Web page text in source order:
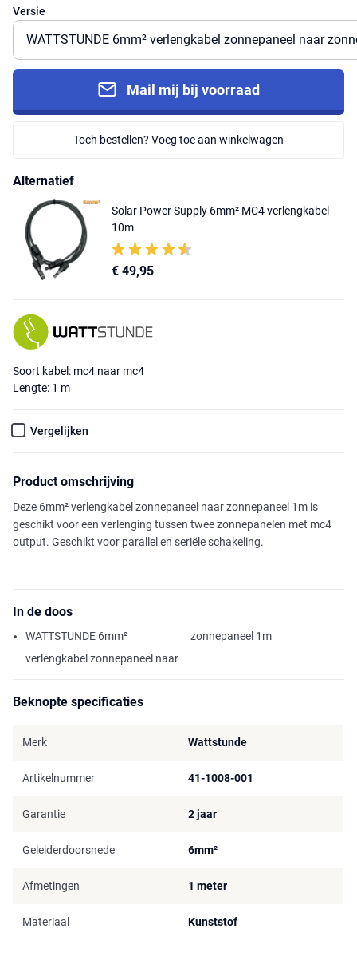
Versie
Mail mij bij voorraad
Toch bestellen? Voeg toe aan winkelwagen
Alternatief
Solar Power Supply 6mm² MC4 verlengkabel
10m
€ 49,95
Soort kabel: mc4 naar mc4
Lengte: 1 m
Vergelijken
Product omschrijving
Deze 6mm² verlengkabel zonnepaneel naar zonnepaneel 1m is
geschikt voor een verlenging tussen twee zonnepanelen met mc4
output. Geschikt voor parallel en seriële schakeling.
In de doos
WATTSTUNDE 6mm²
verlengkabel zonnepaneel naar
zonnepaneel 1m
Beknopte specificaties
Merk Wattstunde
Artikelnummer 41-1008-001
Garantie 2 jaar
Geleiderdoorsnede 6mm²
Afmetingen 1 meter
Materiaal Kunststof